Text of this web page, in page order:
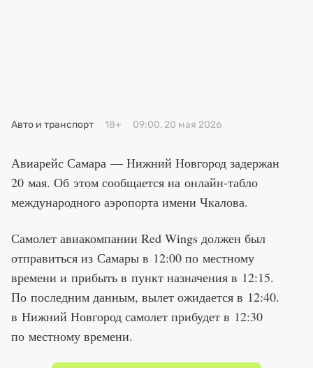
Авто и транспорт 18+ 09:00, 20 мая 2026
Авиарейс Самара — Нижний Новгород задержан
20 мая. Об этом сообщается на онлайн-табло
международного аэропорта имени Чкалова.
Самолет авиакомпании Red Wings должен был
отправиться из Самары в 12:00 по местному
времени и прибыть в пункт назначения в 12:15.
По последним данным, вылет ожидается в 12:40.
в Нижний Новгород самолет прибудет в 12:30
по местному времени.